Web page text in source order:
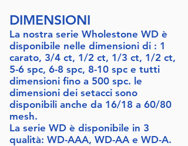
DIMENSIONI
La nostra serie Wholestone WD è
disponibile nelle dimensioni di : 1
carato, 3/4 ct, 1/2 ct, 1/3 ct, 1/2 ct,
5-6 spc, 6-8 spc, 8-10 spc e tutti
dimensioni fino a 500 spc. le
dimensioni dei setacci sono
disponibili anche da 16/18 a 60/80
mesh.
La serie WD è disponibile in 3
qualità: WD-AAA, WD-AA e WD-A.